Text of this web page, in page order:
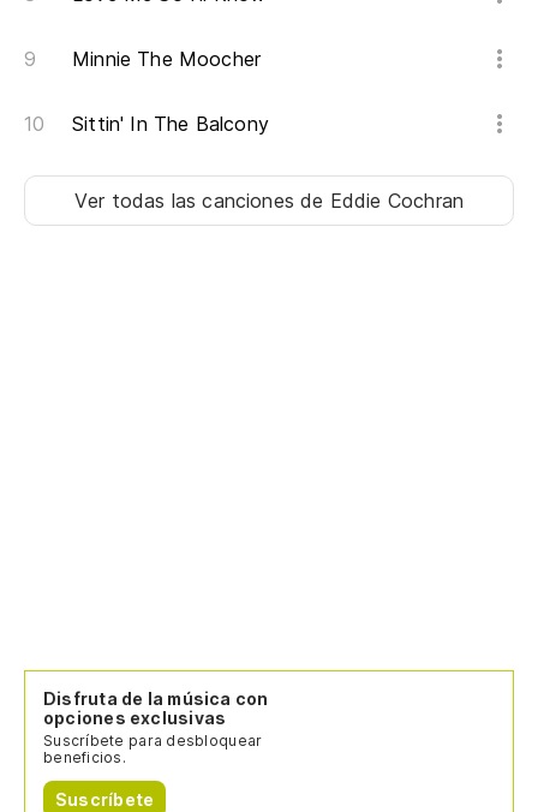
Minnie The Moocher
Sittin' In The Balcony
Ver todas las cancionesde Eddie Cochran
Disfruta de la música con
opciones exclusivas
Suscríbete para desbloquear
beneficios.
Suscríbete